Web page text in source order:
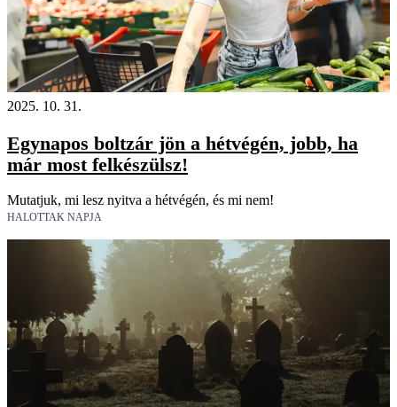
2025. 10. 31.
Egynapos boltzár jön a hétvégén, jobb, ha
már most felkészülsz!
Mutatjuk, mi lesz nyitva a hétvégén, és mi nem!
HALOTTAK NAPJA